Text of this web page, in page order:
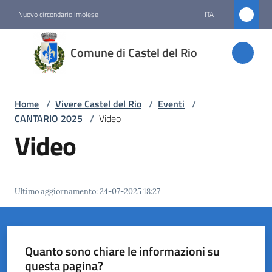
Nuovo circondario imolese ITA
Comune di Castel del Rio
Comune
di
Castel
Amministrazione
Vivere
Castel
Home / Vivere Castel del Rio / Eventi /
CANTARIO 2025 / Video
Video
Ultimo aggiornamento:24-07-2025 18:27
Quanto sono chiare le informazioni su
questa pagina?